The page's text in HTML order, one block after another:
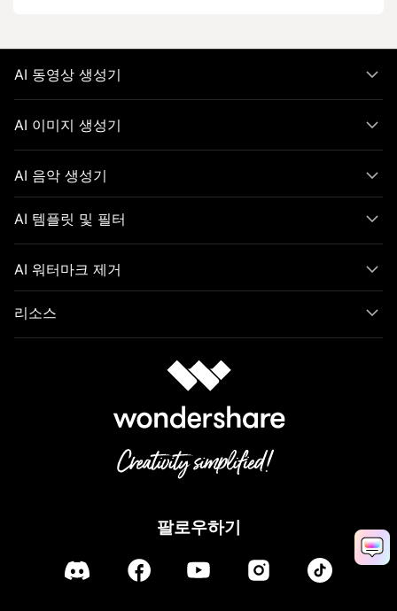
팔로우하기
AI 동영상 생성기
AI 이미지 생성기
AI 음악 생성기
AI 템플릿 및 필터
AI 워터마크 제거
리소스